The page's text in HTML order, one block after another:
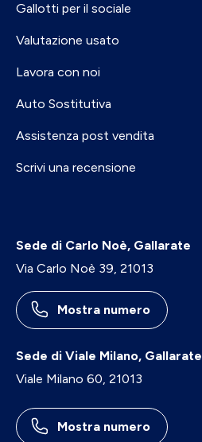
Gallotti per il sociale
Valutazione usato
Lavora con noi
Auto Sostitutiva
Assistenza post vendita
Scrivi una recensione
Sede di Carlo Noè, Gallarate
Via Carlo Noè 39, 21013
Mostra numero
Sede di Viale Milano, Gallarate
Viale Milano 60, 21013
Mostra numero